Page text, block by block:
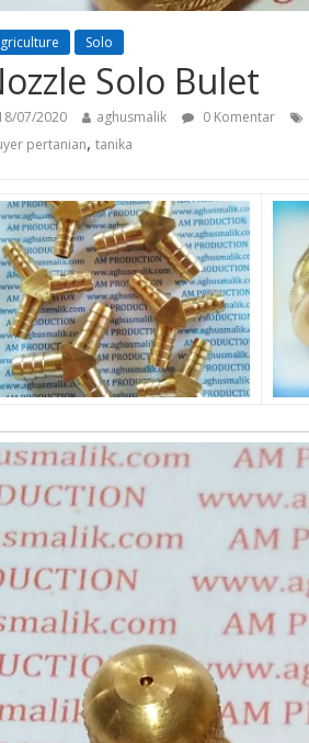
Solo
Solo Bulet
07/2020 aghusmalik 0 Komentar
pertanian, tanika